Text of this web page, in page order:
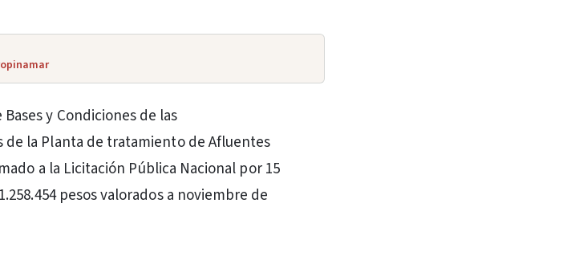
y Condiciones de las
de la Planta de tratamiento de Afluentes
a la Licitación Pública Nacional por 15
pesos valorados a noviembre de